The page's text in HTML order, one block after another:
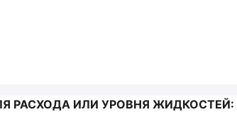
ИЛИ УРОВНЯ ЖИДКОСТЕЙ: